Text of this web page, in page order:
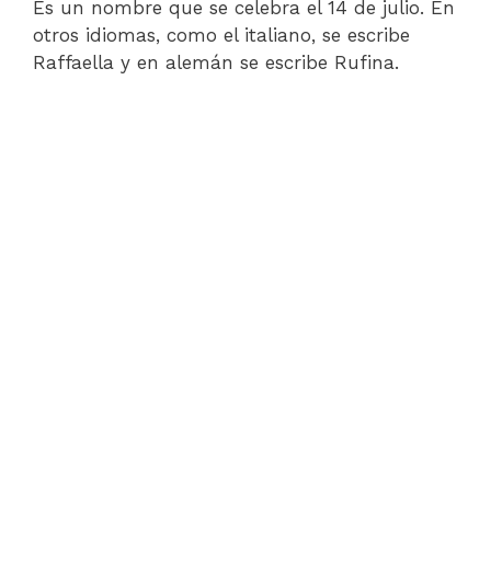
Es un nombre que se celebra el 14 de julio. En
otros idiomas, como el italiano, se escribe
Raffaella y en alemán se escribe Rufina.